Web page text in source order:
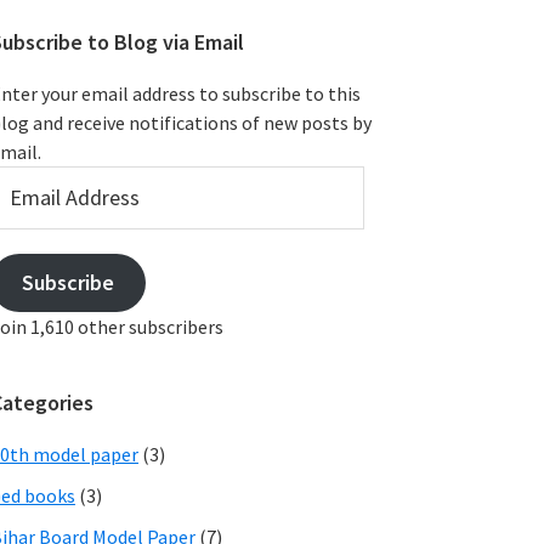
to Blog via Email
your email address to subscribe to this
and receive notifications of new posts by
Address
Subscribe
1,610 other subscribers
model paper (3)
books (3)
Board Model Paper(7)